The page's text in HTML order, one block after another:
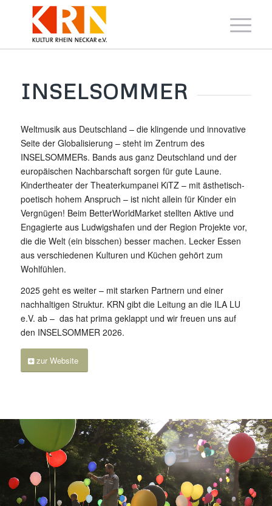
INSELSOMMER
Weltmusik aus Deutschland – die klingende und innovative
Seite der Globalisierung – steht im Zentrum des
INSELSOMMERs. Bands aus ganz Deutschland und der
europäischen Nachbarschaft sorgen für gute Laune.
Kindertheater der Theaterkumpanei KiTZ – mit ästhetisch-
poetisch hohem Anspruch – ist nicht allein für Kinder ein
Vergnügen! Beim BetterWorldMarket stellten Aktive und
Engagierte aus Ludwigshafen und der Region Projekte vor,
die die Welt (ein bisschen) besser machen. Lecker Essen
aus verschiedenen Kulturen und Küchen gehört zum
Wohlfühlen.
2025 geht es weiter – mit starken Partnern und einer
nachhaltigen Struktur. KRN gibt die Leitung an die ILA LU
e.V. ab – das hat prima geklappt und wir freuen uns auf
den INSELSOMMER 2026.
zur Website